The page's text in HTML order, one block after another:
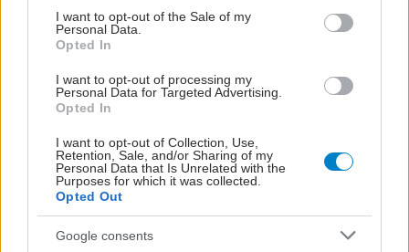
consent section.
I want to opt-out of the Sale of my
Personal Data.
Opted In
I want to opt-out of processing my
Personal Data for Targeted Advertising.
Opted In
I want to opt-out of Collection, Use,
Retention, Sale, and/or Sharing of my
Personal Data that Is Unrelated with the
Purposes for which it was collected.
Opted Out
Google consents